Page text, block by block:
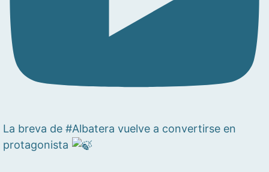
La breva de #Albatera vuelve a convertirse en
protagonista